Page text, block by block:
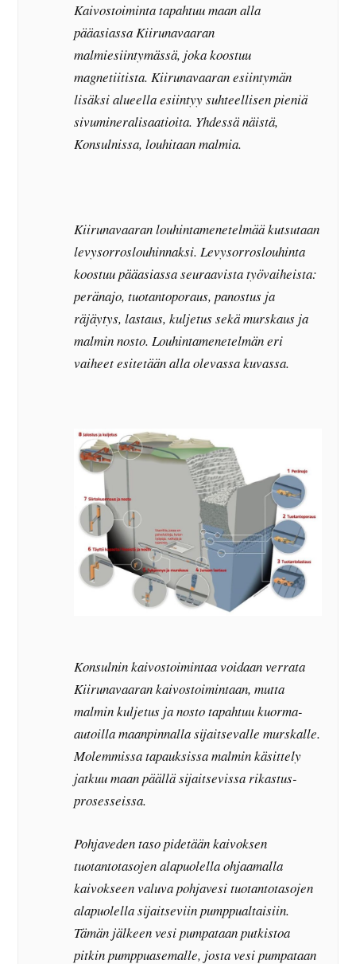
Kaivostoiminta tapahtuu maan alla
pääasiassa Kiirunavaaran
malmiesiintymässä, joka koostuu
magnetiitista. Kiirunavaaran esiintymän
lisäksi alueella esiintyy suhteellisen pieniä
sivumineralisaatioita. Yhdessä näistä,
Konsulnissa, louhitaan malmia.
Kiirunavaaran louhintamenetelmää kutsutaan
levysorroslouhinnaksi. Levysorroslouhinta
koostuu pääasiassa seuraavista työvaiheista:
peränajo, tuotantoporaus, panostus ja
räjäytys, lastaus, kuljetus sekä murskaus ja
malmin nosto. Louhintamenetelmän eri
vaiheet esitetään alla olevassa kuvassa.
Konsulnin kaivostoimintaa voidaan verrata
Kiirunavaaran kaivostoimintaan, mutta
malmin kuljetus ja nosto tapahtuu kuorma-
autoilla maanpinnalla sijaitsevalle murskalle.
Molemmissa tapauksissa malmin käsittely
jatkuu maan päällä sijaitsevissa rikastus-
prosesseissa.
Pohjaveden taso pidetään kaivoksen
tuotantotasojen alapuolella ohjaamalla
kaivokseen valuva pohjavesi tuotantotasojen
alapuolella sijaitseviin pumppualtaisiin.
Tämän jälkeen vesi pumpataan putkistoa
pitkin pumppuasemalle, josta vesi pumpataan